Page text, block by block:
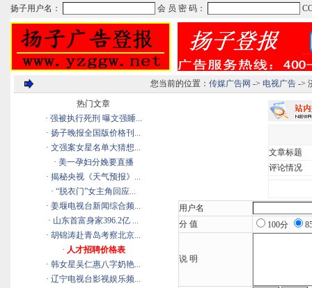
您当前的位置： 传媒广告网 -> 电视广告->
热门文章
· 强被执行死刑 曝文强睡...
· 扬子晚报全国版价格刊...
· 文强案女星名单大猜想...
· 美一孕妇分娩要直播
· 揭秘央视《天气预报》...
· “脱衣门”女主角回应...
· 姜堰电视台新闻综合频...
· 山东首富身家396.2亿 ...
· 胡锦涛赴青岛考察北京...
· 人才招聘价格表
· 韩女星吴仁惠八字奶艳...
· 辽宁电视台影视娱乐频...
文章标题
评论情况
用户名
分 值
100分
说 明